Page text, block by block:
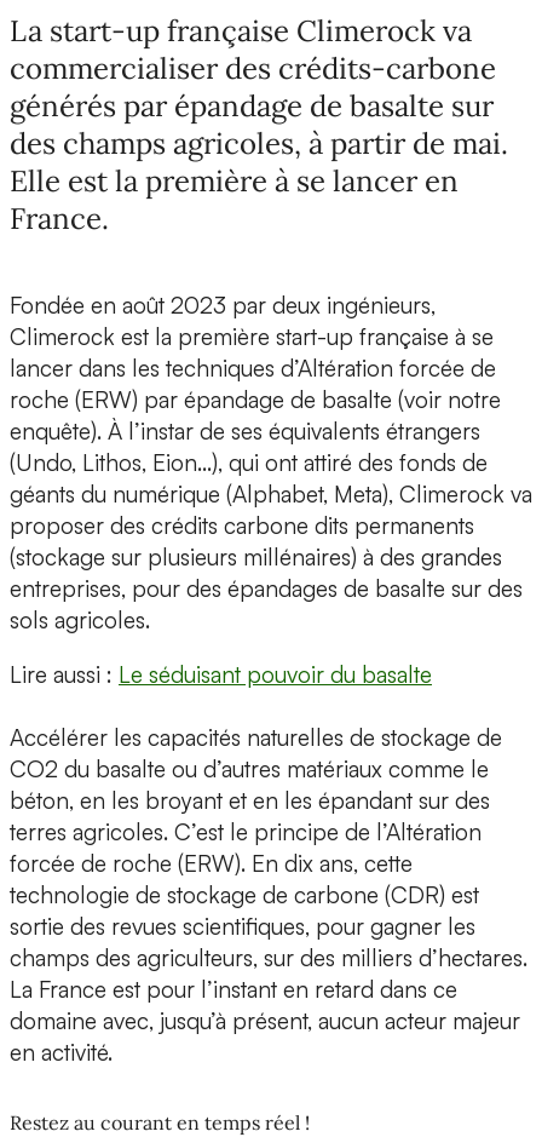
La start-up française Climerock va
commercialiser des crédits-carbone
générés par épandage de basalte sur
des champs agricoles, à partir de mai.
Elle est la première à se lancer en
France.
Fondée en août 2023 par deux ingénieurs,
Climerock est la première start-up française à se
lancer dans les techniques d’Altération forcée de
roche (ERW) par épandage de basalte (voir notre
enquête). À l’instar de ses équivalents étrangers
(Undo, Lithos, Eion…), qui ont attiré des fonds de
géants du numérique (Alphabet, Meta), Climerock va
proposer des crédits carbone dits permanents
(stockage sur plusieurs millénaires) à des grandes
entreprises, pour des épandages de basalte sur des
sols agricoles.
Lire aussi : Le séduisant pouvoir du basalte
Accélérer les capacités naturelles de stockage de
CO2 du basalte ou d’autres matériaux comme le
béton, en les broyant et en les épandant sur des
terres agricoles. C’est le principe de l’Altération
forcée de roche (ERW). En dix ans, cette
technologie de stockage de carbone (CDR) est
sortie des revues scientifiques, pour gagner les
champs des agriculteurs, sur des milliers d’hectares.
La France est pour l’instant en retard dans ce
domaine avec, jusqu’à présent, aucun acteur majeur
en activité.
Restez au courant en temps réel !